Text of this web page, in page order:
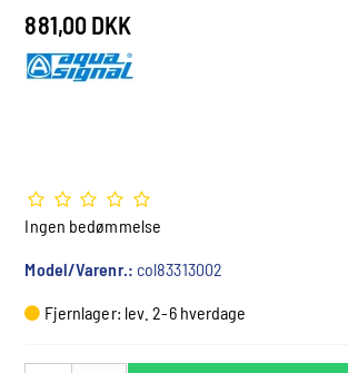
881,00 DKK
Ingen bedømmelse
Model/Varenr.: col83313002
Fjernlager: lev. 2-6 hverdage